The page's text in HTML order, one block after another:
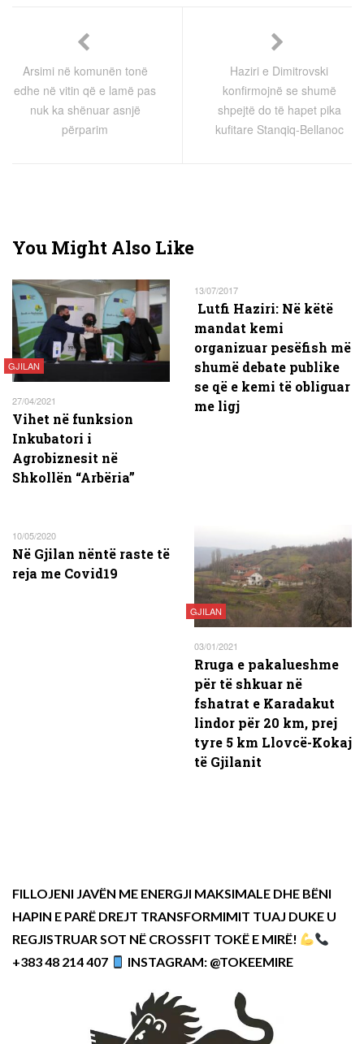
Arsimi në komunën tonë
edhe në vitin që e lamë pas
nuk ka shënuar asnjë
përparim
Haziri e Dimitrovski
konfirmojnë se shumë
shpejtë do të hapet pika
kufitare Stanqiq-Bellanoc
You Might Also Like
GJILAN
27/04/2021
Vihet në funksion
Inkubatori i
Agrobiznesit në
Shkollën “Arbëria”
13/07/2017
Lutfi Haziri: Në këtë
mandat kemi
organizuar pesëfish më
shumë debate publike
se që e kemi të obliguar
me ligj
10/05/2020
Në Gjilan nëntë raste të
reja me Covid19
GJILAN
03/01/2021
Rruga e pakalueshme
për të shkuar në
fshatrat e Karadakut
lindor për 20 km, prej
tyre 5 km Llovcë-Kokaj
të Gjilanit
FILLOJENI JAVËN ME ENERGJI MAKSIMALE DHE BËNI
HAPIN E PARË DREJT TRANSFORMIMIT TUAJ DUKE U
REGJISTRUAR SOT NË CROSSFIT TOKË E MIRË!
+383 48 214 407
INSTAGRAM: @TOKEEMIRE